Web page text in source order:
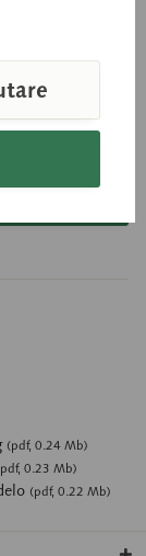
Plast®.
richiesta
(pdf, 0.24 Mb)
0.23 Mb)
(pdf, 0.22 Mb)